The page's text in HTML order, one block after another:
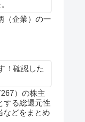
（企業）の一
！確認した
）の株主
する総還元性
などをまとめ